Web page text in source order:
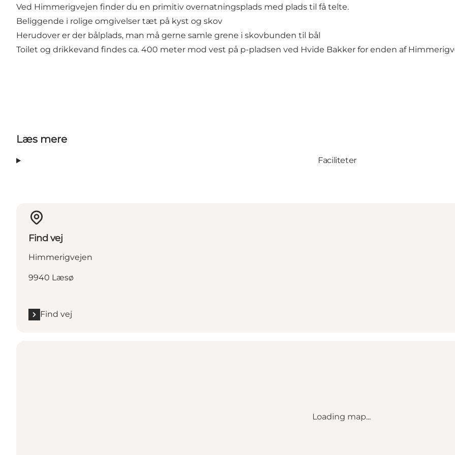
Ved Himmerigvejen finder du en primitiv overnatningsplads med plads til få telte.
Beliggende i rolige omgivelser tæt på kyst og skov
Herudover er der bålplads, man må gerne samle grene i skovbunden til bål
Toilet og drikkevand findes ca. 400 meter mod vest på p-pladsen ved Hvide Bakker for enden af
Læs mere
Faciliteter
Find vej
Himmerigvejen
9940 Læsø
Find vej
Loading map...